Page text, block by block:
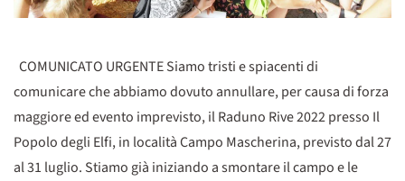
COMUNICATO URGENTE Siamo tristi e spiacenti di
comunicare che abbiamo dovuto annullare, per causa di forza
maggiore ed evento imprevisto, il Raduno Rive 2022 presso Il
Popolo degli Elfi, in località Campo Mascherina, previsto dal 27
al 31 luglio. Stiamo già iniziando a smontare il campo e le